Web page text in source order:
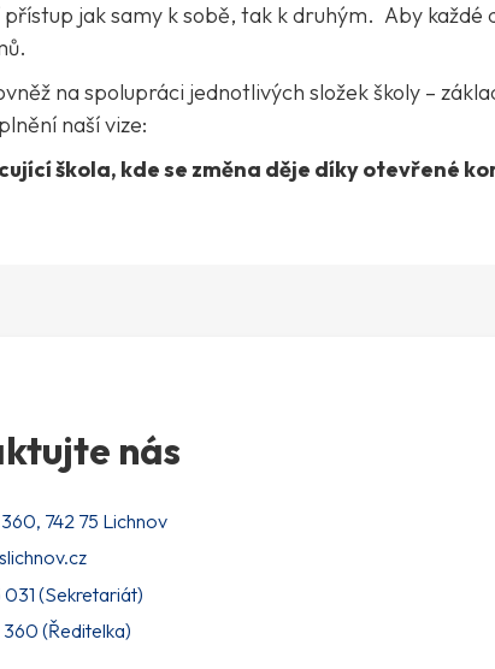
jak samy k sobě, tak k druhým. Aby
na spolupráci jednotlivých složek školy –
naší vize:
škola, kde se změna děje díky otevřené
nás
742 75 Lichnov
(Sekretariát)
(Ředitelka)